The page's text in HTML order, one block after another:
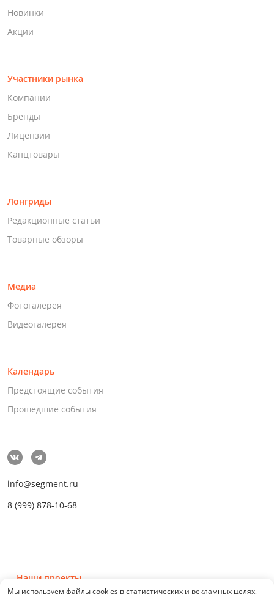
Новинки
Акции
Участники рынка
Компании
Бренды
Лицензии
Канцтовары
Лонгриды
Редакционные статьи
Товарные обзоры
Медиа
Фотогалерея
Видеогалерея
Календарь
Предстоящие события
Прошедшие события
info@segment.ru
8 (999) 878-10-68
Наши проекты
Мы используем файлы cookies в статистических и рекламных целях,